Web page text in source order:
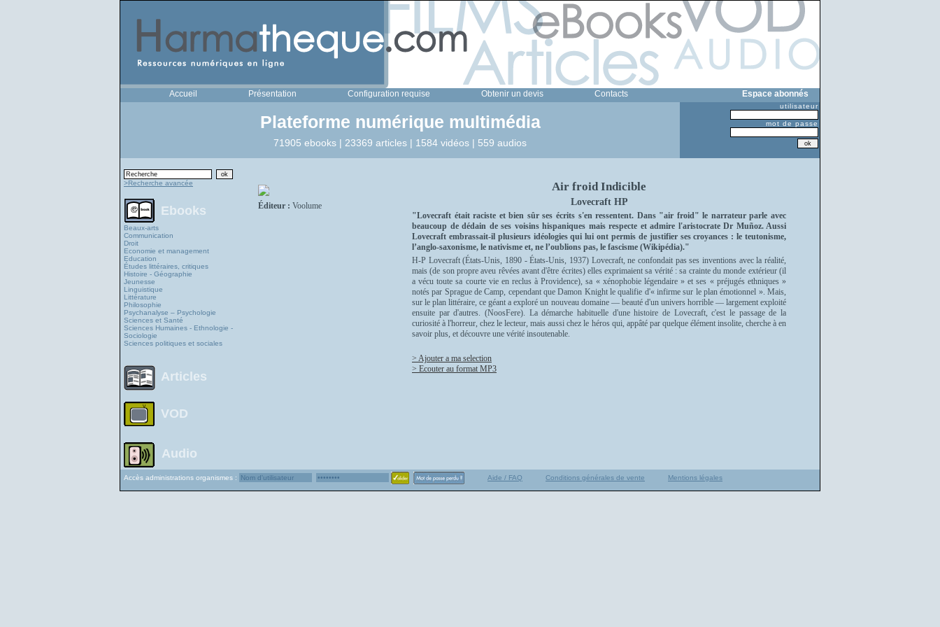
Accueil Présentation Configuration requise Obtenir un devis Contacts Espace abonnés
Plateforme numérique multimédia
71905 ebooks | 23369 articles | 1584 vidéos | 559 audios
utilisateur
mot de passe
>Recherche avancée
Ebooks
Beaux-arts
Communication
Droit
Economie et management
Education
Études littéraires, critiques
Histoire - Géographie
Jeunesse
Linguistique
Littérature
Philosophie
Psychanalyse – Psychologie
Sciences et Santé
Sciences Humaines - Ethnologie -
Sociologie
Sciences politiques et sociales
Articles
VOD
Audio
Éditeur : Voolume
Air froid Indicible
Lovecraft HP
"Lovecraft était raciste et bien sûr ses écrits s'en ressentent. Dans "air froid" le narrateur parle avec
beaucoup de dédain de ses voisins hispaniques mais respecte et admire l'aristocrate Dr Muñoz. Aussi
Lovecraft embrassait-il plusieurs idéologies qui lui ont permis de justifier ses croyances : le teutonisme,
l’anglo-saxonisme, le nativisme et, ne l’oublions pas, le fascisme (Wikipédia)."
H-P Lovecraft (États-Unis, 1890 - États-Unis, 1937) Lovecraft, ne confondait pas ses inventions avec la réalité,
mais (de son propre aveu rêvées avant d'être écrites) elles exprimaient sa vérité : sa crainte du monde extérieur (il
a vécu toute sa courte vie en reclus à Providence), sa « xénophobie légendaire » et ses « préjugés ethniques »
notés par Sprague de Camp, cependant que Damon Knight le qualifie d'« infirme sur le plan émotionnel ». Mais,
sur le plan littéraire, ce géant a exploré un nouveau domaine — beauté d'un univers horrible — largement exploité
ensuite par d'autres. (NoosFere). La démarche habituelle d'une histoire de Lovecraft, c'est le passage de la
curiosité à l'horreur, chez le lecteur, mais aussi chez le héros qui, appâté par quelque élément insolite, cherche à en
savoir plus, et découvre une vérité insoutenable.
> Ajouter a ma selection
> Ecouter au format MP3
Accès administrations organismes : Aide / FAQ Conditions générales de vente Mentions légales